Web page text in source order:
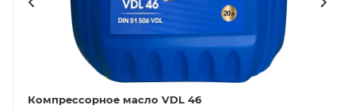
Компрессорное масло VDL 46